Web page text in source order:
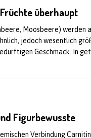
überhaupt
Moosbeere) werden
jedoch wesentlich
Geschmack. In
Figurbewusste
Verbindung